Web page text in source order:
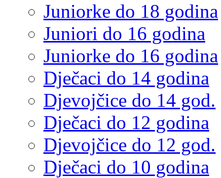
Juniorke do 18 godina
Juniori do 16 godina
Juniorke do 16 godina
Dječaci do 14 godina
Djevojčice do 14 god.
Dječaci do 12 godina
Djevojčice do 12 god.
Dječaci do 10 godina